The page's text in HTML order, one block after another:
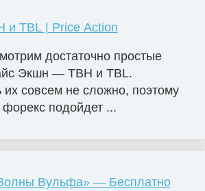
и TBL | Price Action
достаточно простые
Экшн — TBH и TBL.
их совсем не сложно, поэтому
форекс подойдет ...
Вульфа» — Бесплатно